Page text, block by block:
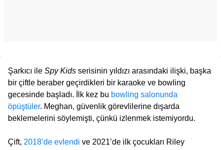
Şarkıcı ile Spy Kids serisinin yıldızı arasındaki ilişki, başka
bir çiftle beraber geçirdikleri bir karaoke ve bowling
gecesinde başladı. İlk kez bu bowling salonunda
öpüştüler. Meghan, güvenlik görevlilerine dışarda
beklemelerini söylemişti, çünkü izlenmek istemiyordu.
Çift, 2018’de evlendi ve 2021’de ilk çocukları Riley